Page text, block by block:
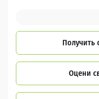
Получить
Оцени